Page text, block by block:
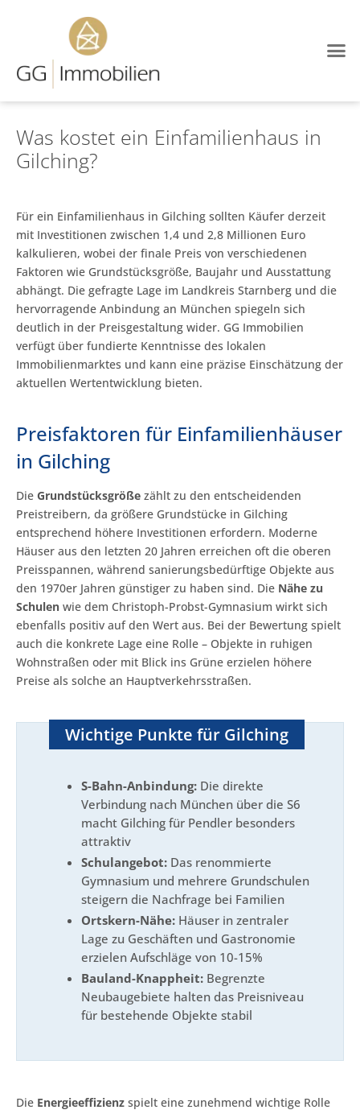
Was kostet ein Einfamilienhaus in
Gilching?
Für ein Einfamilienhaus in Gilching sollten Käufer derzeit
mit Investitionen zwischen 1,4 und 2,8 Millionen Euro
kalkulieren, wobei der finale Preis von verschiedenen
Faktoren wie Grundstücksgröße, Baujahr und Ausstattung
abhängt. Die gefragte Lage im Landkreis Starnberg und die
hervorragende Anbindung an München spiegeln sich
deutlich in der Preisgestaltung wider. GG Immobilien
verfügt über fundierte Kenntnisse des lokalen
Immobilienmarktes und kann eine präzise Einschätzung der
aktuellen Wertentwicklung bieten.
Preisfaktoren für Einfamilienhäuser
in Gilching
Die Grundstücksgröße zählt zu den entscheidenden
Preistreibern, da größere Grundstücke in Gilching
entsprechend höhere Investitionen erfordern. Moderne
Häuser aus den letzten 20 Jahren erreichen oft die oberen
Preisspannen, während sanierungsbedürftige Objekte aus
den 1970er Jahren günstiger zu haben sind. Die Nähe zu
Schulen wie dem Christoph-Probst-Gymnasium wirkt sich
ebenfalls positiv auf den Wert aus. Bei der Bewertung spielt
auch die konkrete Lage eine Rolle – Objekte in ruhigen
Wohnstraßen oder mit Blick ins Grüne erzielen höhere
Preise als solche an Hauptverkehrsstraßen.
Wichtige Punkte für Gilching
S-Bahn-Anbindung: Die direkte
Verbindung nach München über die S6
macht Gilching für Pendler besonders
attraktiv
Schulangebot: Das renommierte
Gymnasium und mehrere Grundschulen
steigern die Nachfrage bei Familien
Ortskern-Nähe: Häuser in zentraler
Lage zu Geschäften und Gastronomie
erzielen Aufschläge von 10-15%
Bauland-Knappheit: Begrenzte
Neubaugebiete halten das Preisniveau
für bestehende Objekte stabil
Die Energieeffizienz spielt eine zunehmend wichtige Rolle